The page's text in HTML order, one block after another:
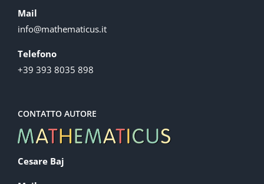
Mail
info@mathematicus.it
Telefono
+39 393 8035 898
CONTATTO AUTORE
Cesare Baj